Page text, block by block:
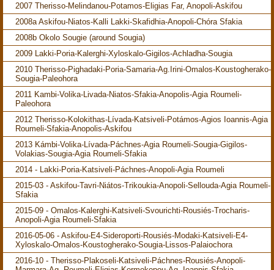
2007 Therisso-Melindanou-Potamos-Eligias Far, Anopoli-Askifou
2008a Askifou-Niatos-Kalli Lakki-Skafidhia-Anopoli-Chóra Sfakia
2008b Okolo Sougie (around Sougia)
2009 Lakki-Poria-Kalerghi-Xyloskalo-Gigilos-Achladha-Sougia
2010 Therisso-Pighadaki-Poria-Samaria-Ag.Irini-Omalos-Koustogherako-
Sougia-Paleohora
2011 Kambi-Volika-Livada-Niatos-Sfakia-Anopolis-Agia Roumeli-
Paleohora
2012 Therisso-Kolokithas-Lívada-Katsiveli-Potámos-Agios Ioannis-Agia
Roumeli-Sfakia-Anopolis-Askifou
2013 Kámbi-Volika-Lívada-Páchnes-Agia Roumeli-Sougia-Gigilos-
Volakias-Sougia-Agia Roumeli-Sfakia
2014 - Lakki-Poria-Katsiveli-Páchnes-Anopoli-Agia Roumeli
2015-03 - Askifou-Tavri-Niátos-Trikoukia-Anopoli-Sellouda-Agia Roumeli-
Sfakia
2015-09 - Omalos-Kalerghi-Katsiveli-Svourichti-Rousiés-Trocharis-
Anopoli-Agia Roumeli-Sfakia
2016-05-06 - Askifou-E4-Sideroporti-Rousiés-Modaki-Katsiveli-E4-
Xyloskalo-Omalos-Koustogherako-Sougia-Lissos-Palaiochora
2016-10 - Therisso-Plakoseli-Katsiveli-Páchnes-Rousiés-Anopoli-